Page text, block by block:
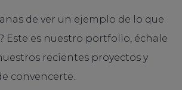
de ver un ejemplo de lo que
Este es nuestro portfolio, échale
recientes proyectos y
convencerte.